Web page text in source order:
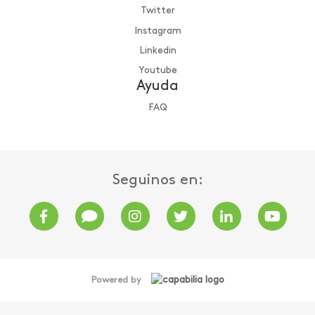
Twitter
Instagram
Linkedin
Youtube
Ayuda
FAQ
Seguinos en:
Powered by